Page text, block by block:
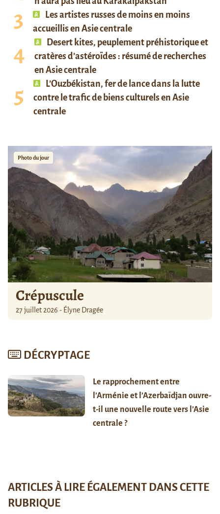
Les artistes russes de moins en moins
accueillis en Asie centrale
Desert kites, peuplement préhistorique et
cratères d’astéroïdes : résumé de recherches
en Asie centrale
L’Ouzbékistan, fer de lance dans la lutte
contre le trafic de biens culturels en Asie
centrale
Photo du jour
Crépuscule
27 juillet 2026 - Élyne Dragée
DÉCRYPTAGE
Le rapprochement entre
l’Arménie et l’Azerbaïdjan ouvre-
t-il une nouvelle route vers l’Asie
centrale ?
ARTICLES À LIRE ÉGALEMENT DANS CETTE
RUBRIQUE